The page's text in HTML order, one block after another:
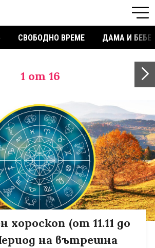
СВОБОДНО ВРЕМЕ ДАМА И БЕБЕ
1 от 16
хороскоп (от 11.11 до
Период на вътрешна